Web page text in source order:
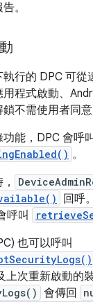
。
行的 DPC 可從
程式啟動、
不需使用者同意
能，DPC 會呼叫
。
回呼
呼叫
也可以呼叫
上次重新啟動的
會傳回